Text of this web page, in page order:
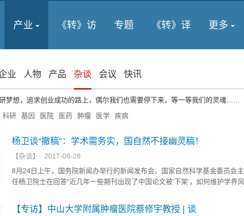
产业 《转》访 专题 《转》译 更多
业 人物 产品 杂谈 会议 快讯
梦想，追求创业成功的路上，偶尔我们也需要停下来，等一等我们的灵魂……
科研
基因 医院 医药 肿瘤 医学 疾病
杨卫谈“撤稿”：学术需务实，国自然不接幽灵稿！
【杂谈】
2017-08-28
8月24日上午，国务院新闻办举行的新闻发布会，国家自然科学基金委员会主
任杨卫院士在回答“近几年一些期刊出现了中国论文被‘下架’，如何维护学界风
【专访】中山大学附属肿瘤医院蔡修宇教授 | 谈